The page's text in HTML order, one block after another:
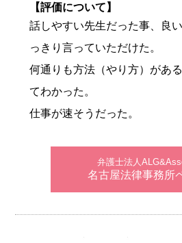
【評価について】
話しやすい先生だった事、良
っきり言っていただけた。
何通りも方法（やり方）があ
てわかった。
仕事が速そうだった。
弁護士法人
名古屋法律事務所